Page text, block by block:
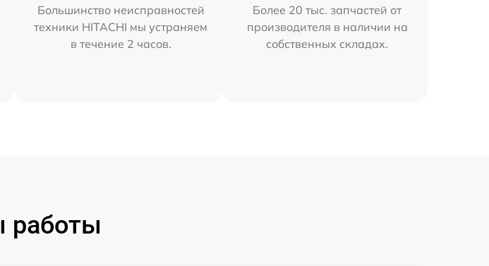
Большинство неисправностей
техники HITACHI мы устраняем
в течение 2 часов.
Более 20 тыс. запчастей от
производителя в наличии на
собственных складах.
работы